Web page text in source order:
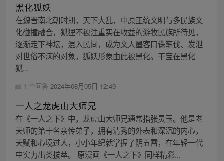
黑化狐妖
在魏晋南北朝时期，天下大乱，中原正统文明与多民族文
化碰撞融合，狐狸不被注重实在收益的游牧民族所待见，
逐渐走下神坛，混入民间，成为文人墨客口诛笔伐、发泄
对世俗不满的对象，狐妖形象由此被黑化。干宝在黑化
狐...
1 个回答 2024年08月05日 12:49
一人之龙虎山大师兄
在《一人之下》中，龙虎山大师兄通常指张灵玉。他是老
天师的第十名亲传弟子，拥有清秀的外表和深沉的内心，
天赋和心境过人，小小年纪就掌握了阴五雷，在年轻一代
中实力出类拔萃。 原漫画《一人之下》同样精彩...